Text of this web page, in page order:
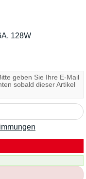
128W
geben Sie Ihre E-Mail
sobald dieser Artikel